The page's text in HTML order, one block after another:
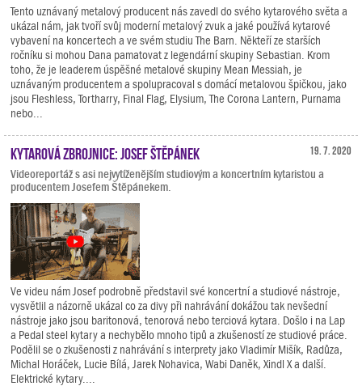
Tento uznávaný metalový producent nás zavedl do svého kytarového světa a
ukázal nám, jak tvoří svůj moderní metalový zvuk a jaké používá kytarové
vybavení na koncertech a ve svém studiu The Barn. Někteří ze starších
ročníku si mohou Dana pamatovat z legendární skupiny Sebastian. Krom
toho, že je leaderem úspěšné metalové skupiny Mean Messiah, je
uznávaným producentem a spolupracoval s domácí metalovou špičkou, jako
jsou Fleshless, Tortharry, Final Flag, Elysium, The Corona Lantern, Purnama
nebo...
19. 7. 2020
Kytarová zbrojnice: Josef Štěpánek
Videoreportáž s asi nejvytíženějším studiovým a koncertním kytaristou a
producentem Josefem Štěpánekem.
Ve videu nám Josef podrobně představil své koncertní a studiové nástroje,
vysvětlil a názorně ukázal co za divy při nahrávání dokážou tak nevšední
nástroje jako jsou baritonová, tenorová nebo terciová kytara. Došlo i na Lap
a Pedal steel kytary a nechybělo mnoho tipů a zkušeností ze studiové práce.
Podělil se o zkušenosti z nahrávání s interprety jako Vladimír Mišík, Radůza,
Michal Horáček, Lucie Bílá, Jarek Nohavica, Wabi Daněk, Xindl X a další.
Elektrické kytary....